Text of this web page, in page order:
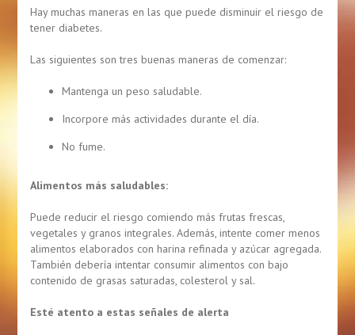
Hay muchas maneras en las que puede disminuir el riesgo de
tener diabetes.
Las siguientes son tres buenas maneras de comenzar:
Mantenga un peso saludable.
Incorpore más actividades durante el día.
No fume.
Alimentos más saludables:
Puede reducir el riesgo comiendo más frutas frescas,
vegetales y granos integrales. Además, intente comer menos
alimentos elaborados con harina refinada y azúcar agregada.
También debería intentar consumir alimentos con bajo
contenido de grasas saturadas, colesterol y sal.
Esté atento a estas señales de alerta